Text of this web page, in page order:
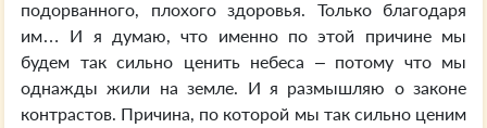
подорванного, плохого здоровья. Только благодаря
им… И я думаю, что именно по этой причине мы
будем так сильно ценить небеса – потому что мы
однажды жили на земле. И я размышляю о законе
контрастов. Причина, по которой мы так сильно ценим